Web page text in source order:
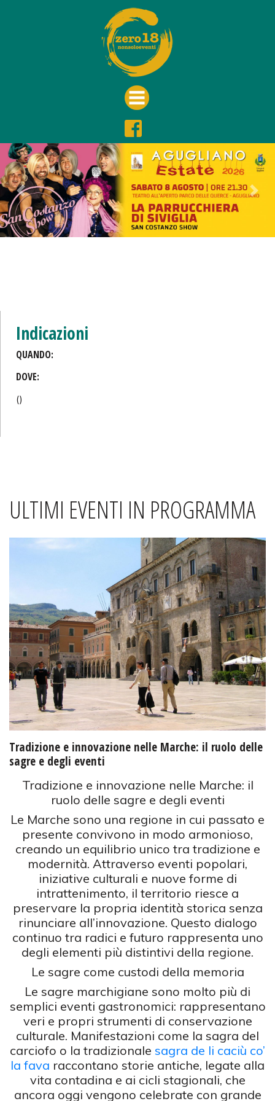
Previous Next
Indicazioni
QUANDO:
DOVE:
()
ULTIMI EVENTI IN PROGRAMMA
Tradizione e innovazione nelle Marche: il ruolo delle
sagre e degli eventi
Tradizione e innovazione nelle Marche: il
ruolo delle sagre e degli eventi
Le Marche sono una regione in cui passato e
presente convivono in modo armonioso,
creando un equilibrio unico tra tradizione e
modernità. Attraverso eventi popolari,
iniziative culturali e nuove forme di
intrattenimento, il territorio riesce a
preservare la propria identità storica senza
rinunciare all’innovazione. Questo dialogo
continuo tra radici e futuro rappresenta uno
degli elementi più distintivi della regione.
Le sagre come custodi della memoria
Le sagre marchigiane sono molto più di
semplici eventi gastronomici: rappresentano
veri e propri strumenti di conservazione
culturale. Manifestazioni come la sagra del
carciofo o la tradizionale sagra de li caciù co’
la fava raccontano storie antiche, legate alla
vita contadina e ai cicli stagionali, che
ancora oggi vengono celebrate con grande